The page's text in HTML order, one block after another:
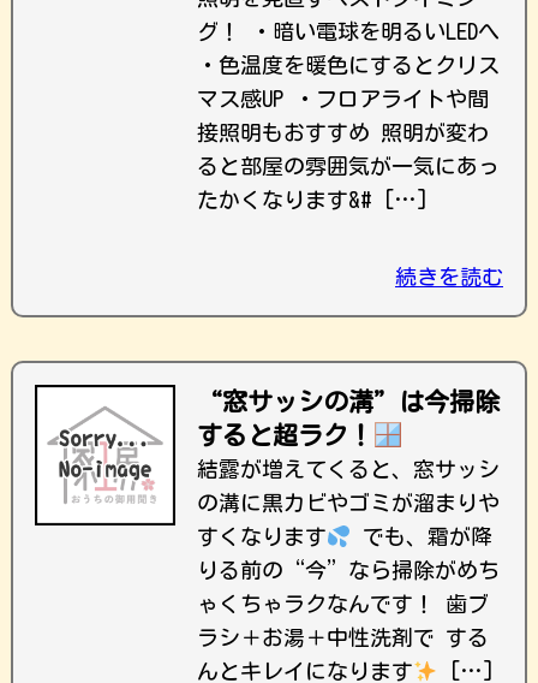
グ！ ・暗い電球を明るいLEDへ
・色温度を暖色にするとクリス
マス感UP ・フロアライトや間
接照明もおすすめ 照明が変わ
ると部屋の雰囲気が一気にあっ
たかくなります&# […]
続きを読む
“窓サッシの溝”は今掃除
すると超ラク！
結露が増えてくると、窓サッシ
の溝に黒カビやゴミが溜まりや
すくなります
でも、霜が降
りる前の“今”なら掃除がめち
ゃくちゃラクなんです！ 歯ブ
ラシ＋お湯＋中性洗剤で する
んとキレイになります
[…]